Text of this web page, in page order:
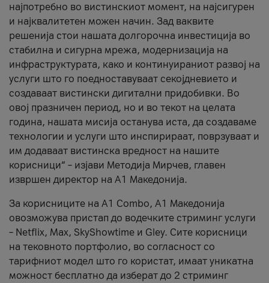
најпотребно во вистинскиот момент, на најсигурен
и најквалитетен можен начин. Зад ваквите
решенија стои нашата долгорочна инвестиција во
стабилна и сигурна мрежа, модернизација на
инфраструктурата, како и континуираниот развој на
услуги што го поедноставуваат секојдневието и
создаваат вистински дигитални придобивки. Во
овој празничен период, но и во текот на целата
година, нашата мисија останува иста, да создаваме
технологии и услуги што инспирираат, поврзуваат и
им додаваат вистинска вредност на нашите
корисници“ – изјави Методија Мирчев, главен
извршен директор на А1 Македонија.
За корисниците на A1 Combo, А1 Македонија
овозможува пристап до водечките стриминг услуги
– Netflix, Max, SkyShowtime и Gley. Сите корисници
на тековното портфолио, во согласност со
тарифниот модел што го користат, имаат уникатна
можност бесплатно да изберат до 2 стриминг